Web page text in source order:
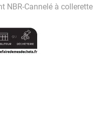
NBR-Cannelé à collerette